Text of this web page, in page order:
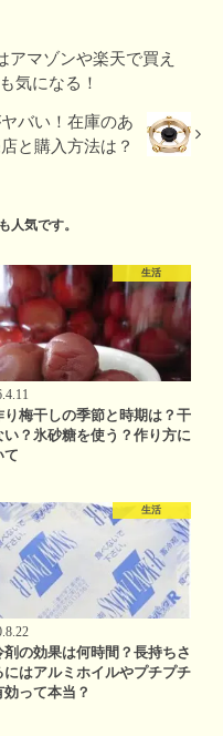
アマゾンや楽天で買え
気になる！
バい！在庫のあ
と購入方法は？
人気です。
生活
り梅干しの季節と時期は？干
い？氷砂糖を使う？作り方に
て
生活
剤の効果は何時間？長持ちさ
にはアルミホイルやプチプチ
効って本当？